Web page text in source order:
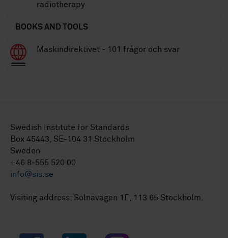
radiotherapy
BOOKS AND TOOLS
Maskindirektivet - 101 frågor och svar
Swedish Institute for Standards
Box 45443, SE-104 31 Stockholm
Sweden
+46 8-555 520 00
info@sis.se
Visiting address: Solnavägen 1E, 113 65 Stockholm.